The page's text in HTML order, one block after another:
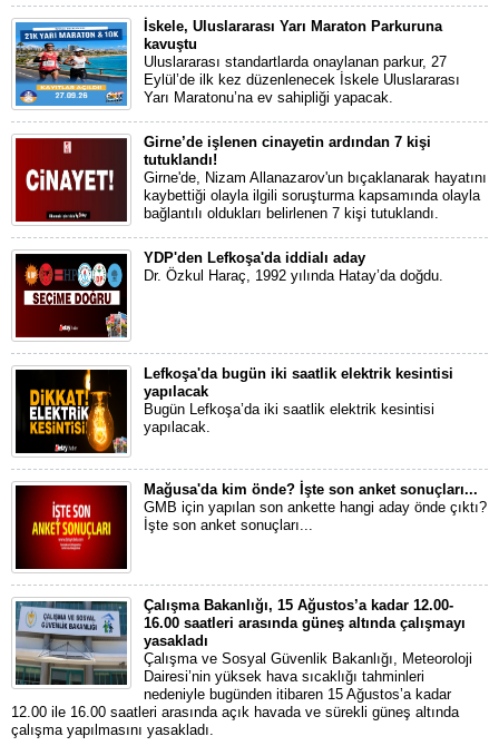
İskele, Uluslararası Yarı Maraton Parkuruna
kavuştu
Uluslararası standartlarda onaylanan parkur, 27
Eylül’de ilk kez düzenlenecek İskele Uluslararası
Yarı Maratonu’na ev sahipliği yapacak.
Girne’de işlenen cinayetin ardından 7 kişi
tutuklandı!
Girne'de, Nizam Allanazarov'un bıçaklanarak hayatını
kaybettiği olayla ilgili soruşturma kapsamında olayla
bağlantılı oldukları belirlenen 7 kişi tutuklandı.
YDP'den Lefkoşa'da iddialı aday
Dr. Özkul Haraç, 1992 yılında Hatay’da doğdu.
Lefkoşa'da bugün iki saatlik elektrik kesintisi
yapılacak
Bugün Lefkoşa’da iki saatlik elektrik kesintisi
yapılacak.
Mağusa'da kim önde? İşte son anket sonuçları...
GMB için yapılan son ankette hangi aday önde çıktı?
İşte son anket sonuçları...
Çalışma Bakanlığı, 15 Ağustos’a kadar 12.00-
16.00 saatleri arasında güneş altında çalışmayı
yasakladı
Çalışma ve Sosyal Güvenlik Bakanlığı, Meteoroloji
Dairesi’nin yüksek hava sıcaklığı tahminleri
nedeniyle bugünden itibaren 15 Ağustos’a kadar
12.00 ile 16.00 saatleri arasında açık havada ve sürekli güneş altında
çalışma yapılmasını yasakladı.